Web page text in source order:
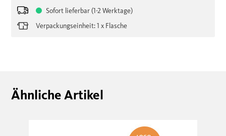
Sofort lieferbar (1-2 Werktage)
Verpackungseinheit: 1 x Flasche
Ähnliche Artikel